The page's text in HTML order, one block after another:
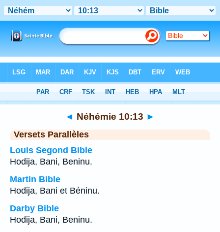
Chapitre 10> Verset 13
◄ Néhémie 10:13 ►
Versets Parallèles
Louis Segond Bible
Hodija, Bani, Beninu.
Martin Bible
Hodija, Bani et Béninu.
Darby Bible
Hodija, Bani, Beninu.